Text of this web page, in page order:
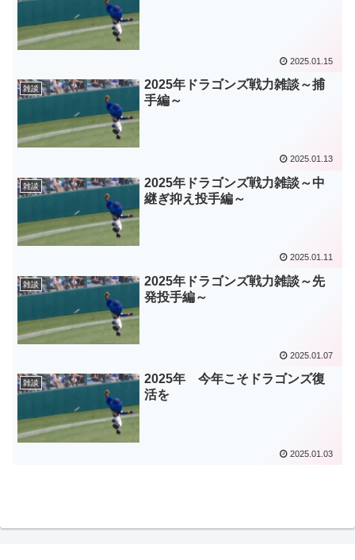
2025.01.15
雑談
2025年ドラゴンズ戦力雑談～捕
手編～
2025.01.13
雑談
2025年ドラゴンズ戦力雑談～中
継ぎ抑え投手編～
2025.01.11
雑談
2025年ドラゴンズ戦力雑談～先
発投手編～
2025.01.07
雑談
2025年 今年こそドラゴンズ復
活を
2025.01.03